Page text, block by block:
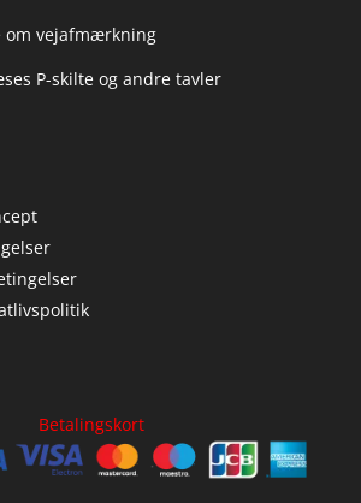
om vejafmærkning
P-skilte og andre tavler
Betalingskort